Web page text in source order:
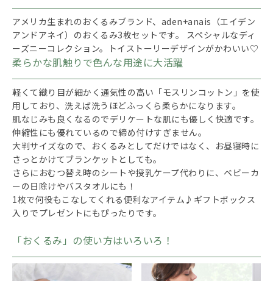
アメリカ生まれのおくるみブランド、aden+anais（エイデン
アンドアネイ）のおくるみ3枚セットです。 スペシャルなディ
ーズニーコレクション。トイストーリーデザインがかわいい♡
柔らかな肌触りで色んな用途に大活躍
軽くて織り目が細かく通気性の高い「モスリンコットン」を使
用しており、洗えば洗うほどふっくら柔らかになります。
肌なじみも良くなるのでデリケートな肌にも優しく快適です。
伸縮性にも優れているので締め付けすぎません。
大判サイズなので、おくるみとしてだけではなく、お昼寝時に
さっとかけてブランケットとしても。
さらにおむつ替え時のシートや授乳ケープ代わりに、ベビーカ
ーの日除けやバスタオルにも！
1枚で何役もこなしてくれる便利なアイテム♪ギフトボックス
入りでプレゼントにもぴったりです。
「おくるみ」の使い方はいろいろ！